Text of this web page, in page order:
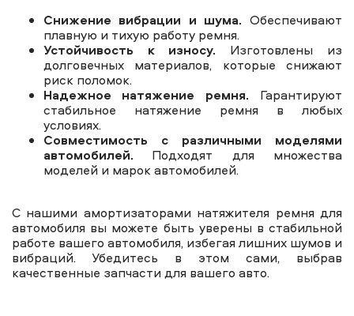
Снижение вибрации и шума. Обеспечивают
плавную и тихую работу ремня.
Устойчивость к износу. Изготовлены из
долговечных материалов, которые снижают
риск поломок.
Надежное натяжение ремня. Гарантируют
стабильное натяжение ремня в любых
условиях.
Совместимость с различными моделями
автомобилей. Подходят для множества
моделей и марок автомобилей.
С нашими амортизаторами натяжителя ремня для
автомобиля вы можете быть уверены в стабильной
работе вашего автомобиля, избегая лишних шумов и
вибраций. Убедитесь в этом сами, выбрав
качественные запчасти для вашего авто.